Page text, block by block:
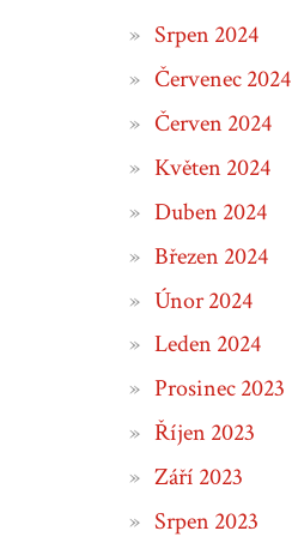
Srpen 2024
Červenec 2024
Červen 2024
Květen 2024
Duben 2024
Březen 2024
Únor 2024
Leden 2024
Prosinec 2023
Říjen 2023
Září 2023
Srpen 2023